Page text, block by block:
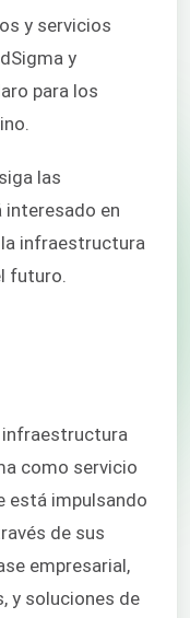
y servicios
y
para los
las
interesado en
infraestructura
futuro.
infraestructura
como servicio
está impulsando
de sus
empresarial,
y soluciones de